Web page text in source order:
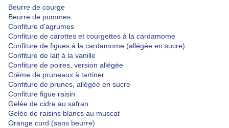
Beurre de courge
Beurre de pommes
Confiture d'agrumes
Confiture de carottes et courgettes à la cardamome
Confiture de figues à la cardamome (allégée en sucre)
Confiture de lait à la vanille
Confiture de poires, version allégée
Crème de pruneaux à tartiner
Confiture de prunes, allégée en sucre
Confiture figue raisin
Gelée de cidre au safran
Gelée de raisins blancs au muscat
Orange curd (sans beurre)